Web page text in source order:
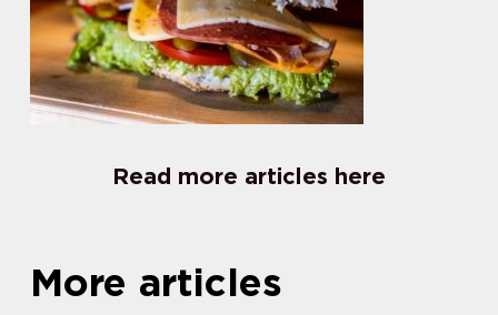
Read more articles here
More articles